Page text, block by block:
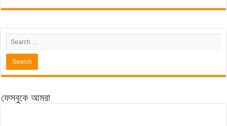
ফেসবুকে আমরা